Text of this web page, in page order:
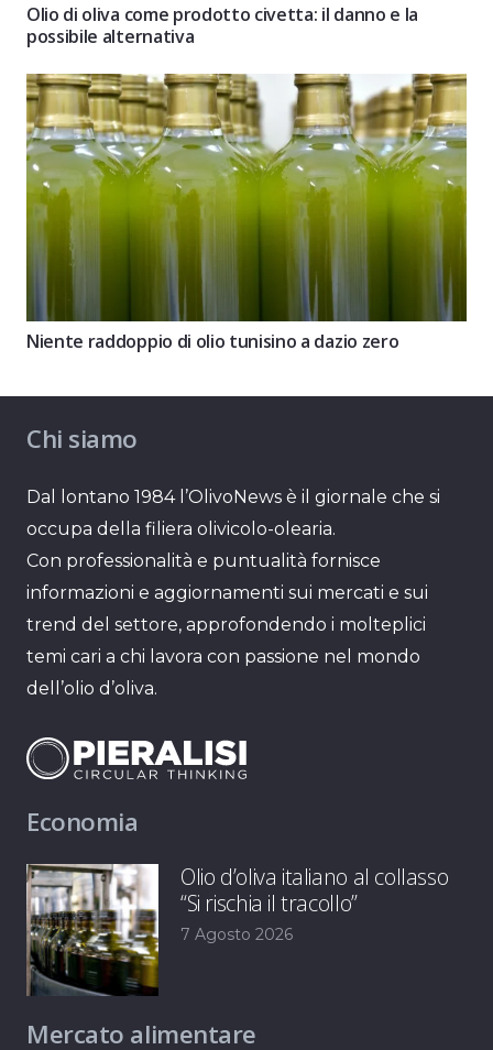
Olio di oliva come prodotto civetta: il danno e la
possibile alternativa
Niente raddoppio di olio tunisino a dazio zero
Chi siamo
Dal lontano 1984 l’OlivoNews è il giornale che si
occupa della filiera olivicolo-olearia.
Con professionalità e puntualità fornisce
informazioni e aggiornamenti sui mercati e sui
trend del settore, approfondendo i molteplici
temi cari a chi lavora con passione nel mondo
dell’olio d’oliva.
Economia
Olio d’oliva italiano al collasso
“Si rischia il tracollo”
7 Agosto 2026
Mercato alimentare